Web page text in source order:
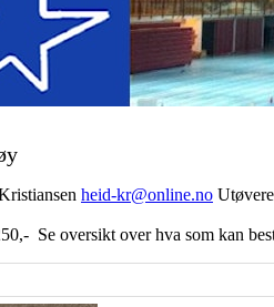
heid-kr@online.no
Se oversikt over hva som kan